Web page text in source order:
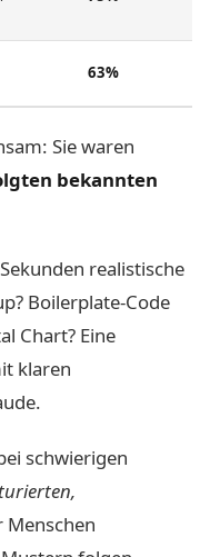
63%
Sie waren
bekannten
realistische
Boilerplate-Code
Chart? Eine
klaren
schwierigen